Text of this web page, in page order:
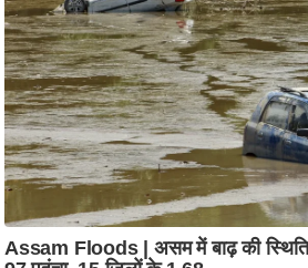
न
घ
रे
लू
नु
स्खे
र्य
ट